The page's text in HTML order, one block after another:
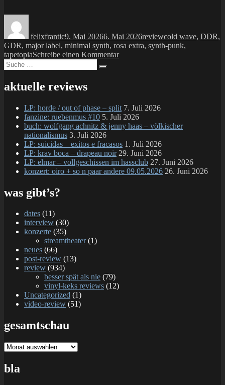
felixfrantic9. Mai 20266. Mai 2026reviewcold wave, DDR,
GDR, major label, minimal synth, rosa extra, synth-punk,
tapetopiaSchreibe einen Kommentarzu
1980
–
1984
Suche
nach:
aktuelle reviews
LP: horde / out of phase – split 7. Juli 2026
fanzine: ruebenmus #10 5. Juli 2026
buch: wolfgang achnitz & jenny haas – völkischer
nationalismus 3. Juli 2026
LP: suicidas – exitos e fracasos 1. Juli 2026
LP: krav boca – drapeau noir 29. Juni 2026
LP: elmar – vollgeschissen im hassclub 27. Juni 2026
konzert: oiro + so n paar andere 09.05.2026 26. Juni 2026
was gibt’s?
dates (11)
interview (30)
konzerte (35)
streamtheater(1)
neues (66)
post-review (13)
review (934)
besser spät als nie (79)
vinyl-keks reviews (12)
Uncategorized (1)
video-review (51)
gesamtschau
gesamtschau
bla